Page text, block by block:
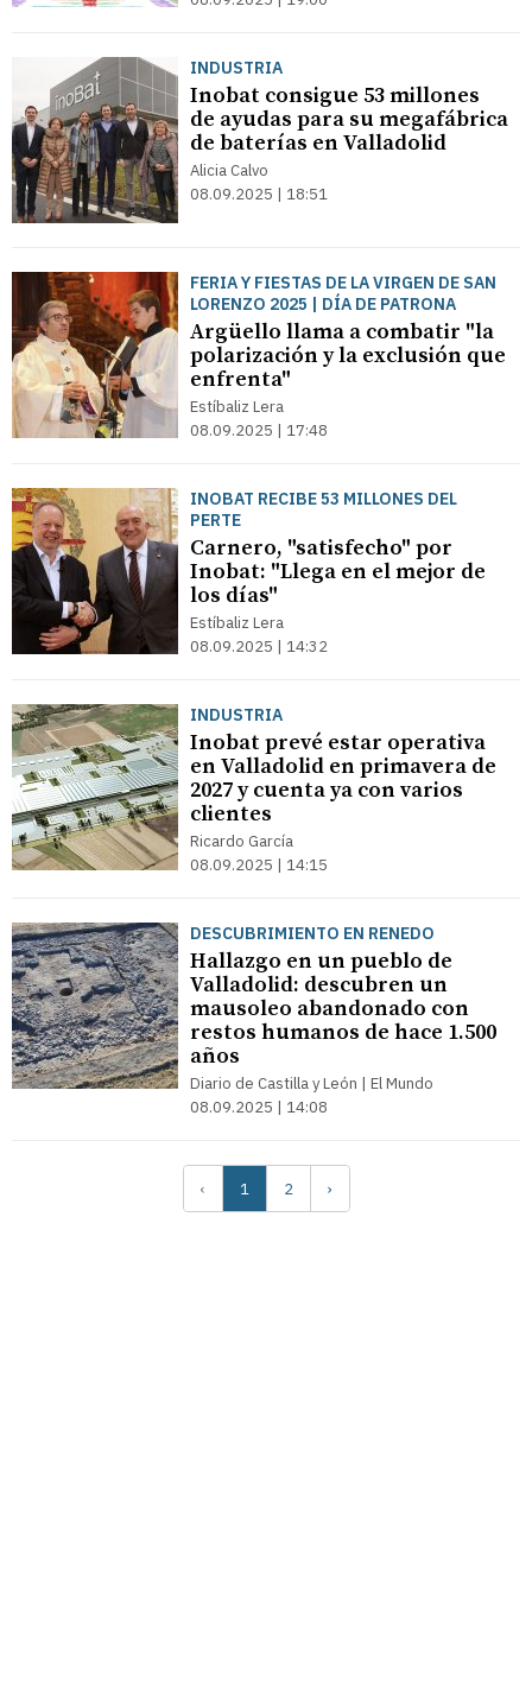
INDUSTRIA
Inobat consigue 53 millones
de ayudas para su megafábrica
de baterías en Valladolid
Alicia Calvo
08.09.2025 | 18:51
FERIA Y FIESTAS DE LA VIRGEN DE SAN
LORENZO 2025 | DÍA DE PATRONA
Argüello llama a combatir "la
polarización y la exclusión que
enfrenta"
Estíbaliz Lera
08.09.2025 | 17:48
INOBAT RECIBE 53 MILLONES DEL
PERTE
Carnero, "satisfecho" por
Inobat: "Llega en el mejor de
los días"
Estíbaliz Lera
08.09.2025 | 14:32
INDUSTRIA
Inobat prevé estar operativa
en Valladolid en primavera de
2027 y cuenta ya con varios
clientes
Ricardo García
08.09.2025 | 14:15
DESCUBRIMIENTO EN RENEDO
Hallazgo en un pueblo de
Valladolid: descubren un
mausoleo abandonado con
restos humanos de hace 1.500
años
Diario de Castilla y León | El Mundo
08.09.2025 | 14:08
‹ 1 2 ›